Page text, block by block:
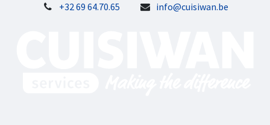
+32 69 64.70.65
info@cuisiwan.be